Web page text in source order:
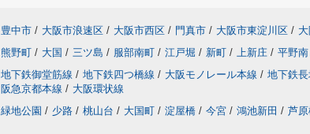
豊中市 / 大阪市浪速区 / 大阪市西区 / 門真市 / 大阪市東淀川区 /
熊野町 / 大国 / 三ツ島 / 服部南町 / 江戸堀 / 新町 / 上新庄 / 平野南
地下鉄御堂筋線 / 地下鉄四つ橋線 / 大阪モノレール本線 / 地下鉄
阪急京都本線 / 大阪環状線
緑地公園 / 少路 / 桃山台 / 大国町 / 淀屋橋 / 今宮 / 鴻池新田 / 芦